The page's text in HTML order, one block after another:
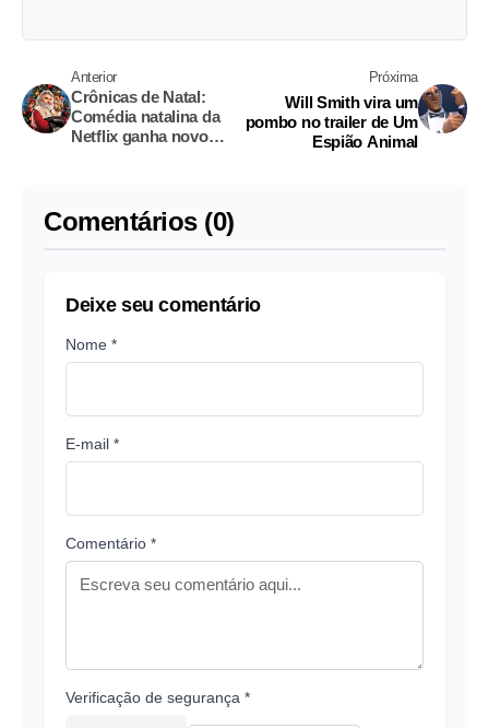
Anterior
Crônicas de Natal:
Comédia natalina da
Netflix ganha novo
Próxima
Will Smith vira um
pombo no trailer de Um
Espião Animal
Comentários (0)
Deixe seu comentário
Nome *
E-mail *
Comentário *
Verificação de segurança *